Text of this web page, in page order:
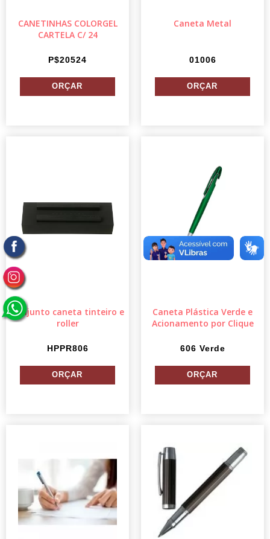
CANETINHAS COLORGEL
CARTELA C/ 24
P$20524
Caneta Metal
01006
Conjunto caneta tinteiro e
roller
HPPR806
Caneta Plástica Verde e
Acionamento por Clique
606 Verde